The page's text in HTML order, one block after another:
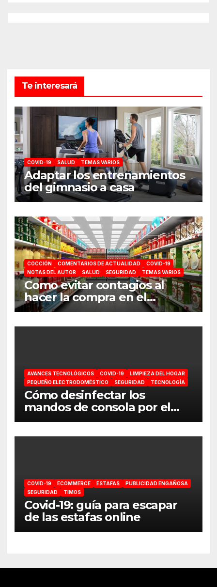
Te interesará
COVID-19 SALUD TEMAS VARIOS
Adaptar los entrenamientos
del gimnasio a casa
COCCIÓN COMENTARIOS DE ACTUALIDAD
COVID-19
NOTAS DEL AUTOR
SALUD SEGURIDAD TEMAS VARIOS
Como evitar contagios al
hacer la compra en el
supermercado
AVANCES TECNOLÓGICOS COVID-19
LIMPIEZA DEL HOGAR
PEQUEÑO ELECTRODOMÉSTICO
SEGURIDAD TECNOLOGÍA
Cómo desinfectar los
mandos de consola por el
coronavirus
COVID-19 ECOMMERCE ESTAFAS
PUBLICIDAD ENGAÑOSA
SEGURIDAD
TIMOS
Covid-19: guía para escapar
de las estafas online